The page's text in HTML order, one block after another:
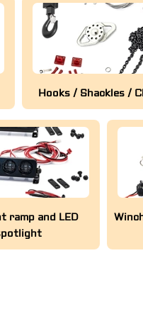
Hooks / Shackles /
ramp and LED